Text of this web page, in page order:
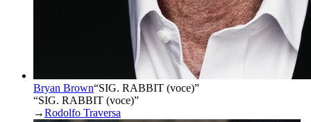
Bryan Brown“SIG. RABBIT (voce)”
“SIG. RABBIT (voce)”
→Rodolfo Traversa